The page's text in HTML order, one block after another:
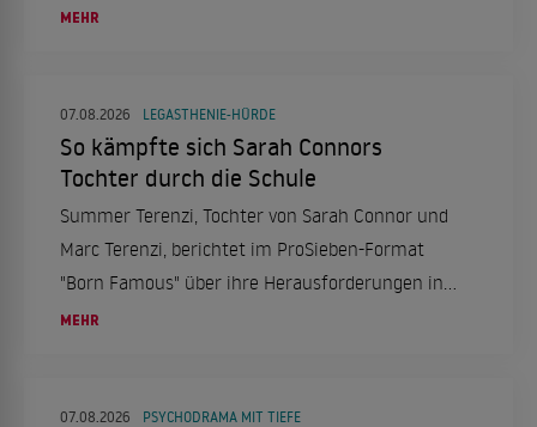
Aparthotel seine Gäste mit einer Kombination
Übernachtungen mit Frühstück im
Doppelzimmer!
MEHR
07.08.2026 LEGASTHENIE-HÜRDE
So kämpfte sich Sarah Connors
Tochter durch die Schule
Summer Terenzi, Tochter von Sarah Connor und
Marc Terenzi, berichtet im ProSieben-Format
"Born Famous" über ihre Herausforderungen in
der Schule aufgrund von Legasthenie und ihren
MEHR
07.08.2026 PSYCHODRAMA MIT TIEFE